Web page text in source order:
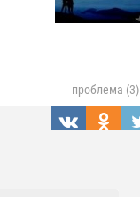
проблема (3)